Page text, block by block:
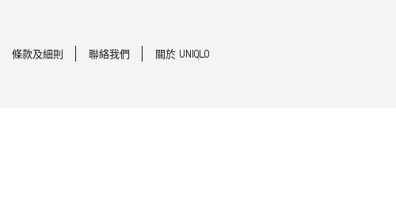
條款及細則 聯絡我們 關於 UNIQLO